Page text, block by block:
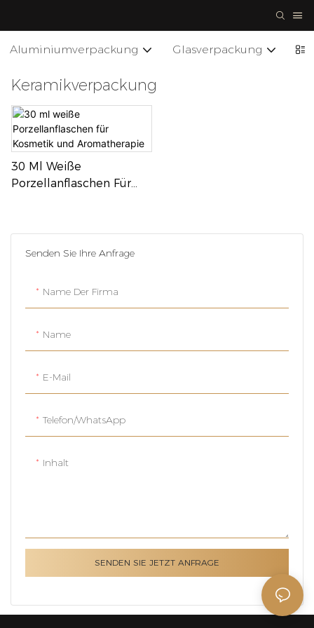
Aluminiumverpackung Glasverpackung
Keramikverpackung
Senden Sie Ihre Anfrage
Name Der Firma
Name
E-Mail
Telefon/WhatsApp
Inhalt
SENDEN SIE JETZT ANFRAGE
30 Ml Weiße
Porzellanflaschen Für